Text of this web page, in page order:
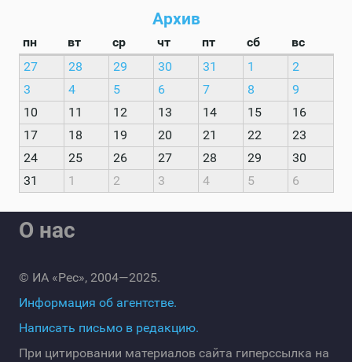
Архив
пн вт ср чт пт сб
вс
27
28 29 30 31 1
2
3
4 5 6 7 8
9
10
11 12 13 14 15
16
17
18 19 20 21 22
23
24
25 26 27 28 29
30
31
1 2 3 4 5 6
О нас
© ИА «Рес», 2004—2025.
Информация об агентстве.
Написать письмо в редакцию.
При цитировании материалов сайта гиперссылка на